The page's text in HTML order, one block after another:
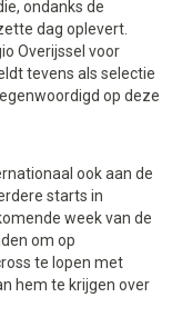
ondanks de
dag oplevert.
Overijssel voor
tevens als selectie
op deze
ook aan de
starts in
week van de
om op
te lopen met
hem te krijgen over